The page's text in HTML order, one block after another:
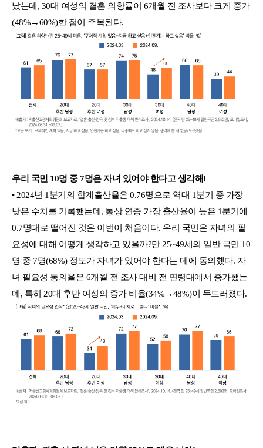
났는데, 30대 여성의 결혼 의향률이 6개월 전 조사보다 크게 증가
(48%→60%)한 점이 주목된다.
우리 국민 10명 중 7명은 자녀 있어야 한다고 생각해!
• 2024년 1분기의 합계출산율은 0.76명으로 역대 1분기 중 가장
낮은 수치를 기록했는데, 통상 연중 가장 출산율이 높은 1분기에
0.7명대로 떨어진 것은 이번이 처음이다. 우리 국민은 자녀의 필
요성에 대해 어떻게 생각하고 있을까?만 25~49세의 일반 국민 10
명 중 7명(68%) 정도가 자녀가 있어야 한다는 데에 동의했다. 자
녀 필요성 동의율은 6개월 전 조사 대비 전 연령대에서 증가했는
데, 특히 20대 후반 여성의 증가 비율(34%→48%)이 두드러졌다.